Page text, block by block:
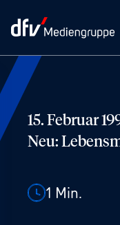
15. Februar
Neu:
1 Min.